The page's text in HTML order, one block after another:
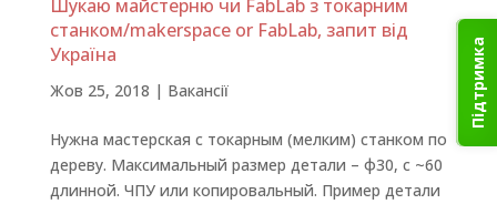
Підтримка
Шукаю майстерню чи FabLab з токарним
станком/makerspace or FabLab, запит від
Україна
Жов 25, 2018 | Вакансії
Нужна мастерская с токарным (мелким) станком по
дереву. Максимальный размер детали – ф30, с ~60
длинной. ЧПУ или копировальный. Пример детали